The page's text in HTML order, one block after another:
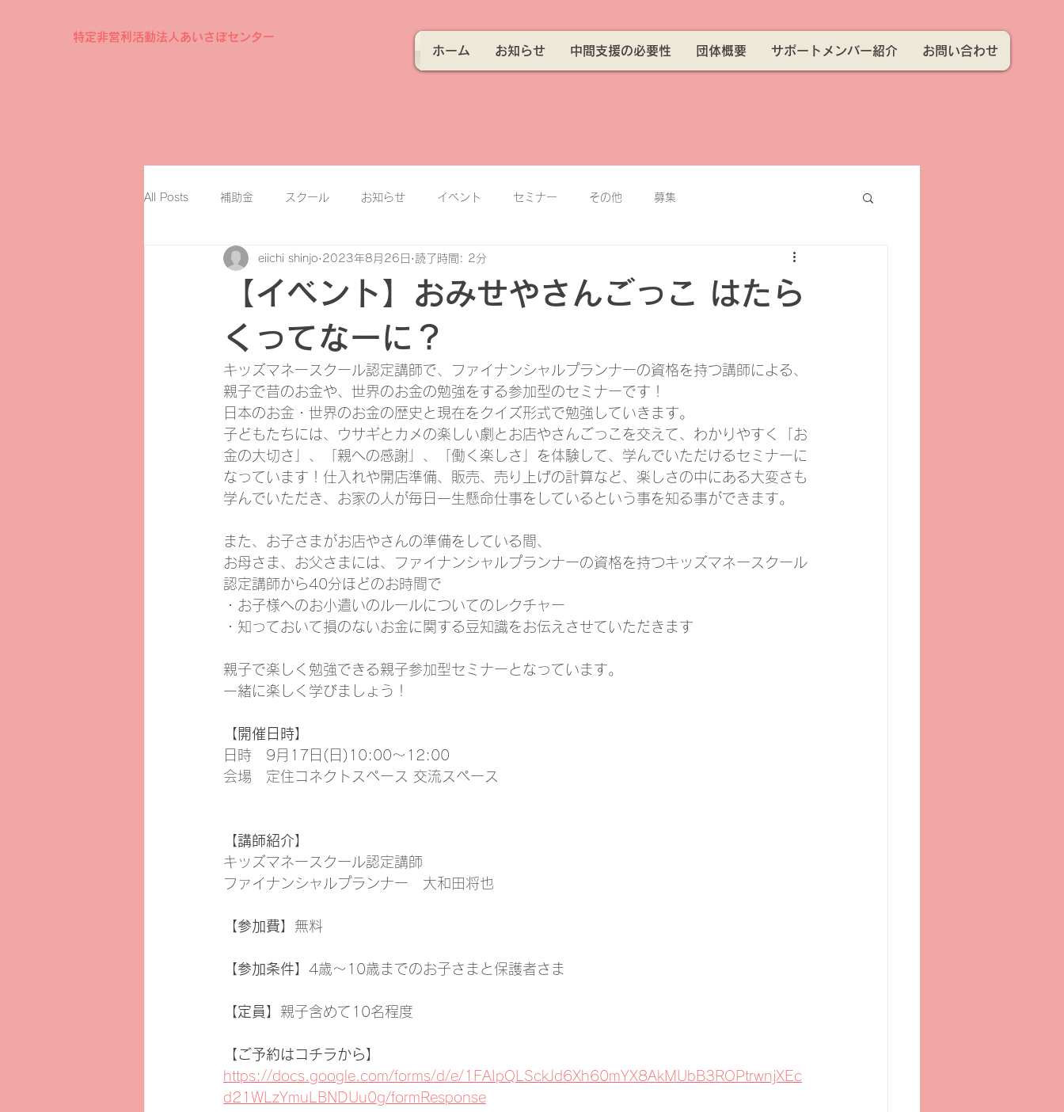
特定非営利活動法人あいさぽセンター
ホーム お知らせ 中間支援の必要性 団体概要 サポートメンバー紹介 お問い合わせ
All Posts 補助金 スクール お知らせ イベント セミナー その他 募集
【イベント】おみせやさんごっこ はたら
くってなーに？
eiichi shinjo 2023年8月26日 読了時間: 2分
キッズマネースクール認定講師で、ファイナンシャルプランナーの資格を持つ講師による、
親子で昔のお金や、世界のお金の勉強をする参加型のセミナーです！
日本のお金・世界のお金の歴史と現在をクイズ形式で勉強していきます。
子どもたちには、ウサギとカメの楽しい劇とお店やさんごっこを交えて、わかりやすく「お
金の大切さ」、「親への感謝」、「働く楽しさ」を体験して、学んでいただけるセミナーに
なっています！仕入れや開店準備、販売、売り上げの計算など、楽しさの中にある大変さも
学んでいただき、お家の人が毎日一生懸命仕事をしているという事を知る事ができます。
また、お子さまがお店やさんの準備をしている間、
お母さま、お父さまには、ファイナンシャルプランナーの資格を持つキッズマネースクール
認定講師から40分ほどのお時間で
・お子様へのお小遣いのルールについてのレクチャー
・知っておいて損のないお金に関する豆知識をお伝えさせていただきます
親子で楽しく勉強できる親子参加型セミナーとなっています。
一緒に楽しく学びましょう！
【開催日時】
日時　9月17日(日)10:00〜12:00
会場　定住コネクトスペース 交流スペース
【講師紹介】
キッズマネースクール認定講師
ファイナンシャルプランナー　大和田将也
【参加費】 無料
【参加条件】 4歳〜10歳までのお子さまと保護者さま
【定員】 親子含めて10名程度
【ご予約はコチラから】
https://docs.google.com/forms/d/e/1FAIpQLSckJd6Xh60mYX8AkMUbB3ROPtrwnjXEc
d21WLzYmuLBNDUu0g/formResponse